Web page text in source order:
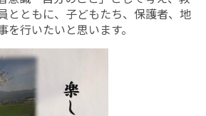
とともに、子どもたち、保護者、地
行いたいと思います。